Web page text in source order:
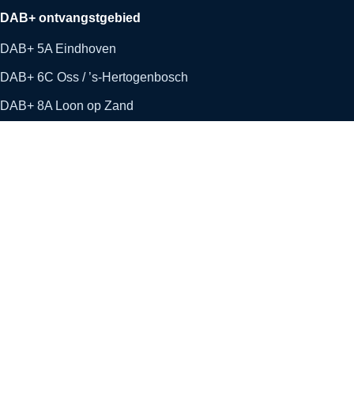
DAB+ ontvangstgebied
DAB+ 5A Eindhoven
DAB+ 6C Oss / ’s-Hertogenbosch
DAB+ 8A Loon op Zand